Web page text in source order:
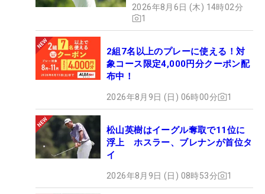
2026年8月6日 (木) 14時02分
1
2組7名以上のプレーに使える！対
象コース限定4,000円分クーポン配
布中！
2026年8月9日 (日) 06時00分 1
松山英樹はイーグル奪取で11位に
浮上 ホスラー、ブレナンが首位タ
イ
2026年8月9日 (日) 08時53分 1